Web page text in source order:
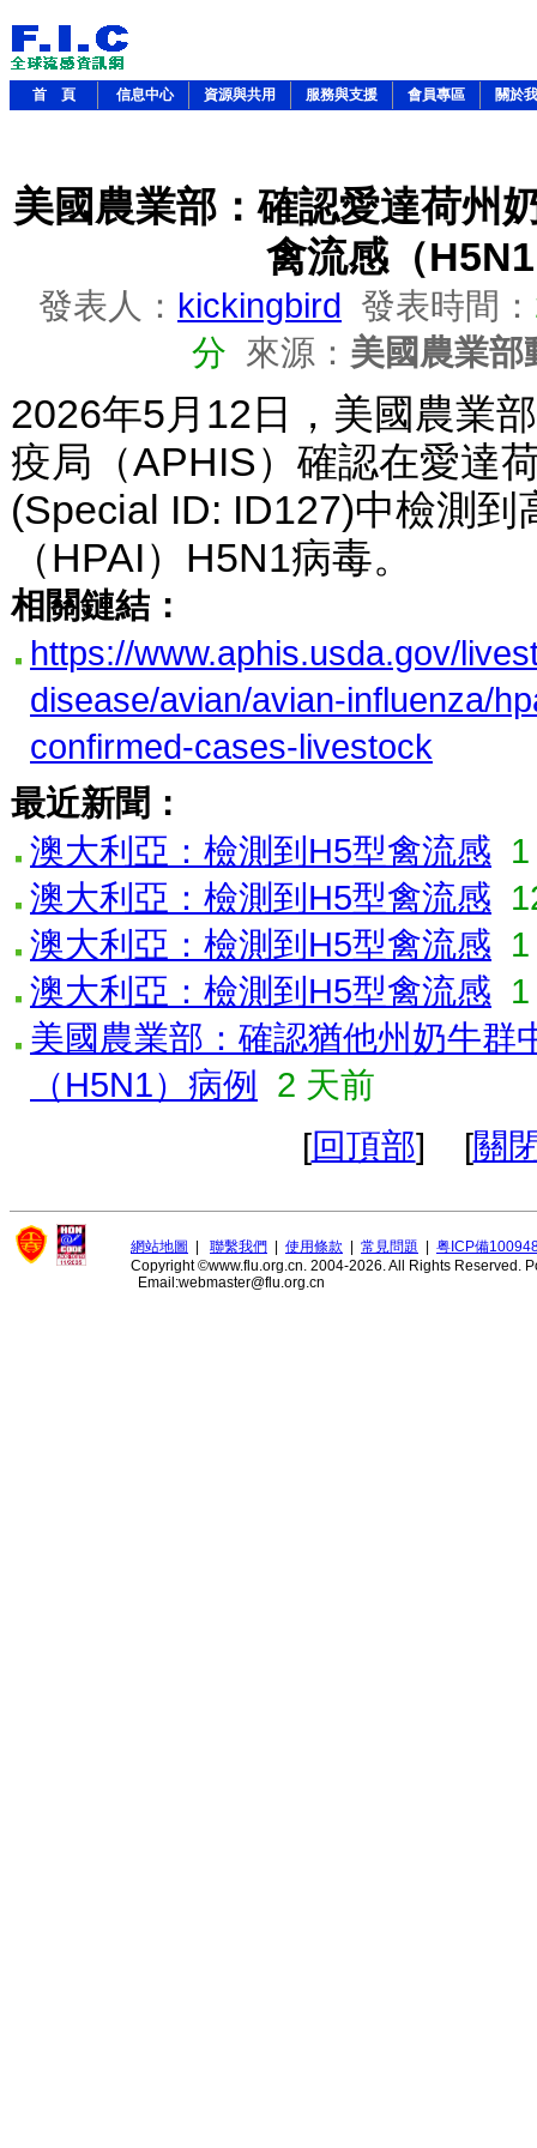
首 頁 信息中心 資源與共用 服務與支援 會員專區 關於
美國農業部：確認愛達荷州
禽流感（
發表人： kickingbird 發表時間：
分 來源： 美國農業部
2026年5月12日，美國農業
疫局（APHIS）確認在愛達
(Special ID: ID127)中檢測到
（HPAI）H5N1病毒。
相關鏈結：
https://www.aphis.usda.gov/
disease/avian/avian-influenza/
confirmed-cases-livestock
最近新聞：
澳大利亞：檢測到H5型禽流感
澳大利亞：檢測到H5型禽流感
澳大利亞：檢測到H5型禽流感
澳大利亞：檢測到H5型禽流感
美國農業部：確認猶他州奶牛群
（H5N1）病例
2 天前
[回頂部] [關
網站地圖 聯繫我們 使用條款 常見問題
粤ICP備
Copyright ©www.flu.org.cn. 2004-2026. All Rights Reserved.
Email:webmaster@flu.org.cn